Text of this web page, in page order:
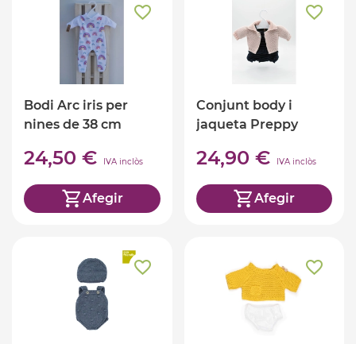
Bodi Arc iris per
nines de 38 cm
24,50 € IVA inclòs
Afegir
Conjunt body i
jaqueta Preppy
24,90 € IVA inclòs
Afegir